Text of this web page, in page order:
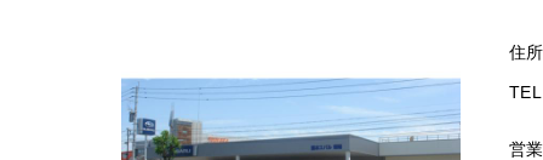
住所
TEL
営